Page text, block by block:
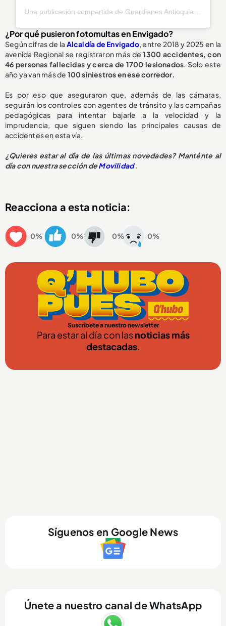
Una publicación compartida de Guardianes Antioquia Oficial (@guardianesantioquiaoficial)
¿Por qué pusieron fotomultas en Envigado?
Según cifras de la Alcaldía de Envigado, entre 2018 y 2025 en la
avenida Regional se registraron más de1300 accidentes, con
46 personas fallecidas y cerca de 1700 lesionados. Solo este
año ya van más de 100 siniestros en ese corredor.
Es por eso que aseguraron que, además de las cámaras,
seguirán los controles con agentes de tránsito y las campañas
pedagógicas para intentar bajarle a la velocidad y la
imprudencia, que siguen siendo las principales causas de
accidentes en esta vía.
¿Quieres estar al día de las últimas novedades? Manténte al
día con nuestra sección deMovilidad.
Reacciona a esta noticia:
0% 0% 0% 0%
Suscríbete a nuestro newsletter
Para estar al día con lasnoticias más
destacadas.
Síguenos en Google News
Únete a nuestro canal de WhatsApp